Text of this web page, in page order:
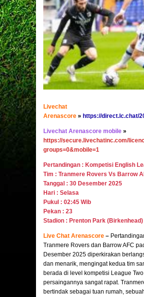
Livechat
Arenascore » https://direct.lc.chat/
Livechat Arenascore mobile »
https://secure.livechatinc.com/
groups=0&mobile=1
Pertandingan : Kompetisi English
Tim : Tranmere Rovers Vs Barrow
Tanggal : 30 Desember 2025
Hari : Selasa
Pukul : 02:45 Wib
Pekan : 23
Stadion : Prenton Park (Birkenhead)
Live Chat Arenascore –
Tranmere Rovers dan Barrow AFC
Desember 2025 diperkirakan
dan menarik, mengingat kedua tim
berada di level kompetisi League
persaingannya sangat rapat.
bertindak sebagai tuan rumah,